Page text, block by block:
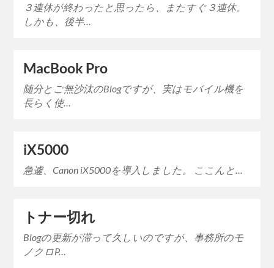
３連休が終わったと思ったら、またすぐ３連休。
しかも、後半…
MacBook Pro
随分とご無沙汰のBlogですが、実はモバイル機を
長らく使…
iX5000
急遽、Canon iX5000を導入しました。 ここんと…
トナー切れ
Blogの更新が滞って久しいのですが、事務所のモ
ノクロP…